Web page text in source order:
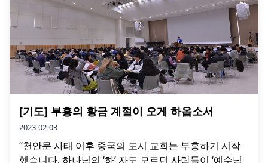
[기도] 부흥의 황금 계절이 오게 하옵소서
2023-02-03
“천안문 사태 이후 중국의 도시 교회는 부흥하기 시작
했습니다. 하나님의 ‘하’ 자도 모르던 사람들이 ‘예수님